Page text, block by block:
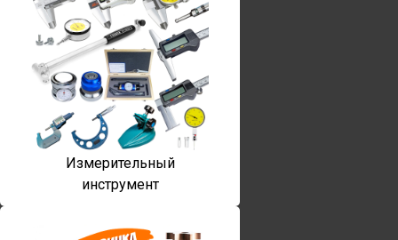
Измерительный
инструмент